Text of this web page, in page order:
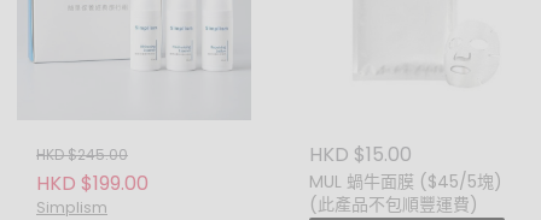
HKD $245.00
HKD $199.00
Simplism
HKD $15.00
MUL 蝸牛面膜 ($45/5塊)
(此產品不包順豐運費)